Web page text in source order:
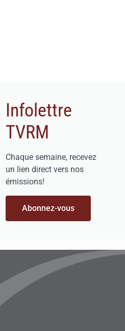
Infolettre
TVRM
Chaque semaine, recevez
un lien direct vers nos
émissions!
Abonnez-vous